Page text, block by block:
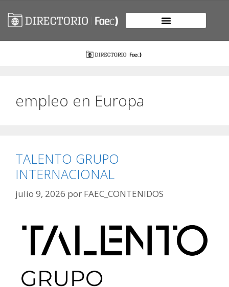
empleo en Europa
TALENTO GRUPO
INTERNACIONAL
julio 9, 2026 por FAEC_CONTENIDOS